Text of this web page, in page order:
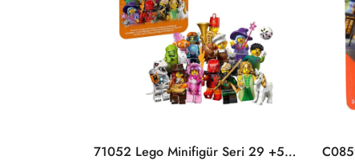
71052 Lego Minifigür Seri 29 +5 Yaş